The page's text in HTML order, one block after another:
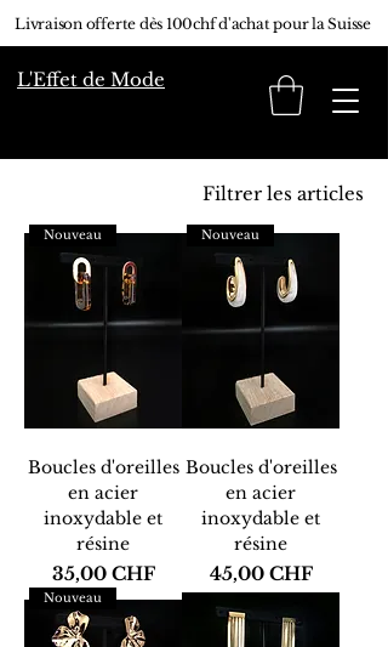
Livraison offerte dès 100chf d'achat pour la Suisse
L'Effet de Mode
Filtrer les articles
Nouveau
Boucles d'oreilles
en acier
inoxydable et
résine
Prix
35,00 CHF
Nouveau
Boucles d'oreilles
en acier
inoxydable et
résine
Prix
45,00 CHF
Nouveau